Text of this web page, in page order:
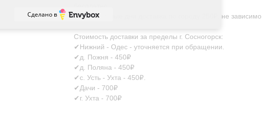
В праздничные дни доставка по городу 250₽. не зависимо
Стоимость доставки за пределы г. Сосногорск:
✔Нижний - Одес - уточняется при обращении.
✔д. Пожня - 450₽
✔д. Поляна - 450₽
✔с. Усть - Ухта - 450₽.
✔Дачи - 700₽
✔г. Ухта - 700₽
Сделано в